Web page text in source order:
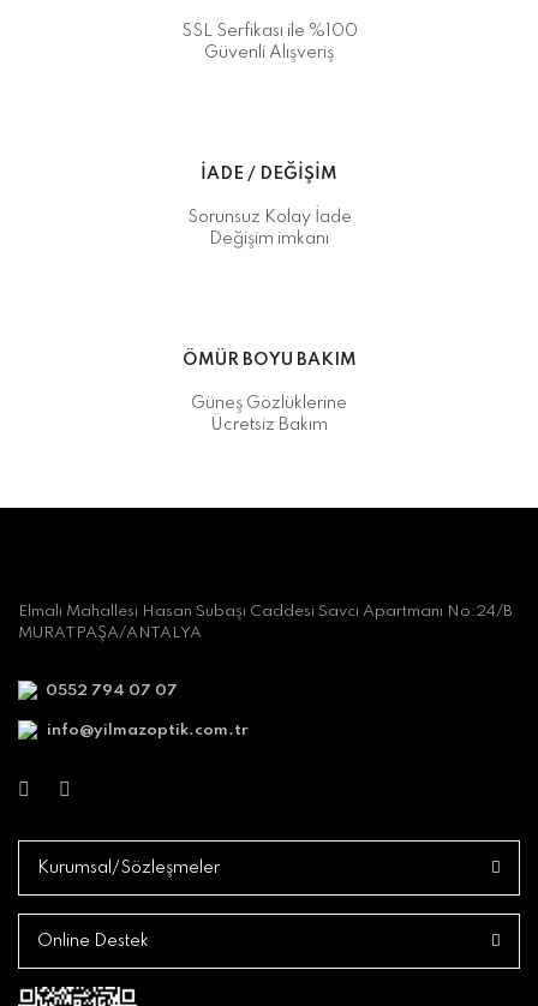
SSL Serfikası ile %100
Güvenli Alışveriş
İADE / DEĞİŞİM
Sorunsuz Kolay İade
Değişim imkanı
ÖMÜR BOYU BAKIM
Güneş Gözlüklerine
Ücretsiz Bakım
Elmalı Mahallesi Hasan Subaşı Caddesi Savcı Apartmanı No:24/B
MURATPAŞA/ANTALYA
0552 794 07 07
info@yilmazoptik.com.tr
Kurumsal/Sözleşmeler
Online Destek